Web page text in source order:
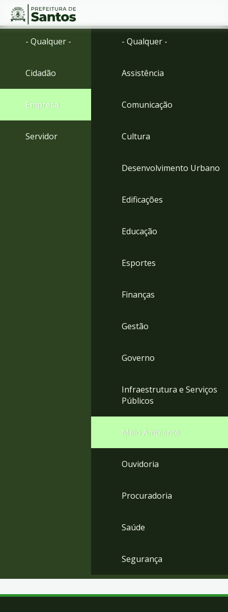
Ir
Ir
menu
Conteúdo
- Qualquer -
Cidadão
Empresa
Servidor
- Qualquer -
Assistência
Comunicação
Cultura
Desenvolvimento Urbano
Edificações
Educação
Esportes
Finanças
Gestão
Governo
Infraestrutura e Serviços
Públicos
Meio Ambiente
Ouvidoria
Procuradoria
Saúde
Segurança